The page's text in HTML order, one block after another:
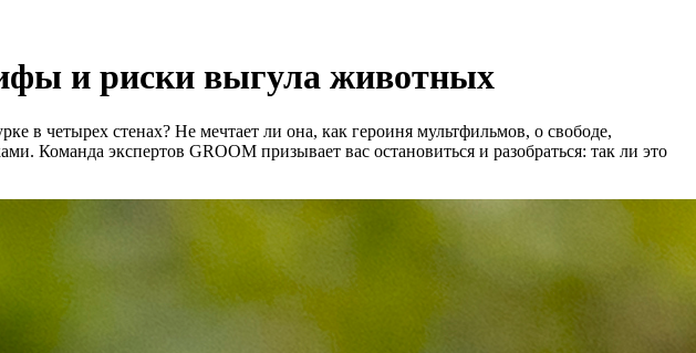
и риски выгула животных
в четырех стенах? Не мечтает ли она, как героиня мультфильмов, о свободе,
Команда экспертов GROOM призывает вас остановиться и разобраться: так ли это